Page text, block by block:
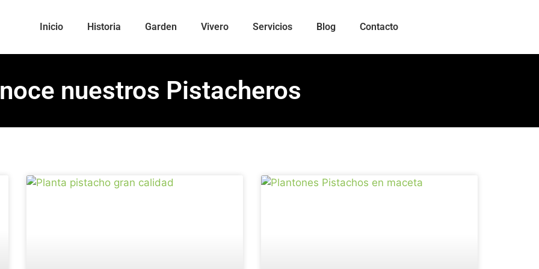
Inicio Historia Garden Vivero Servicios Blog Contacto
nuestros Pistacheros